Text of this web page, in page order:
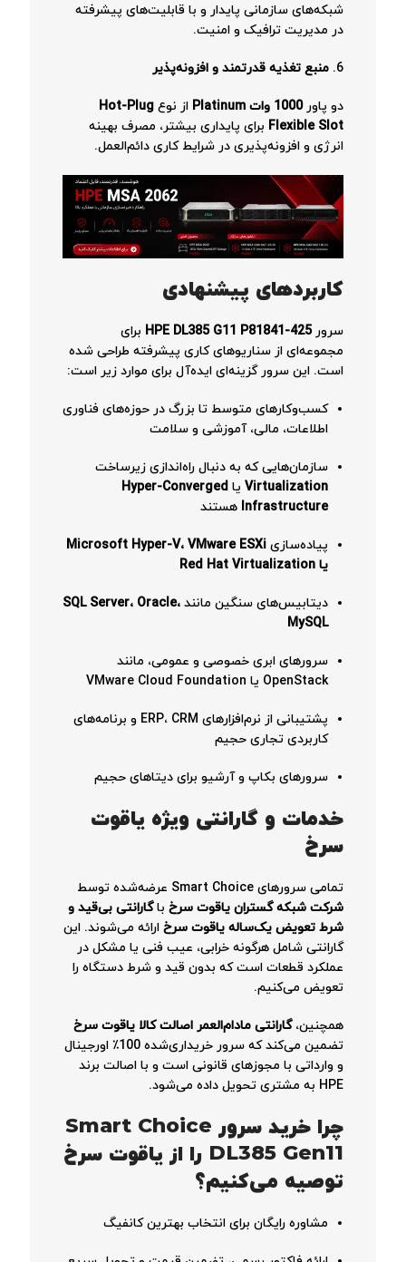
شبکه‌های سازمانی پایدار و با قابلیت‌های پیشرفته
در مدیریت ترافیک و امنیت.
6. منبع تغذیه قدرتمند و افزونه‌پذیر
دو پاور1000 وات Platinum از نوع Hot-Plug
Flexible Slot برای پایداری بیشتر، مصرف بهینه
انرژی و افزونه‌پذیری در شرایط کاری دائم‌العمل.
کاربردهای پیشنهادی
سرورHPE DL385 G11 P81841-425 برای
مجموعه‌ای از سناریوهای کاری پیشرفته طراحی شده
است. این سرور گزینه‌ای ایده‌آل برای موارد زیر است:
کسب‌وکارهای متوسط تا بزرگ در حوزه‌های فناوری
اطلاعات، مالی، آموزشی و سلامت
سازمان‌هایی که به دنبال راه‌اندازی زیرساخت
Virtualization یا Hyper-Converged
Infrastructure هستند
پیاده‌سازی Microsoft Hyper-V، VMware ESXi
یا Red Hat Virtualization
دیتابیس‌های سنگین مانند SQL Server، Oracle،
MySQL
سرورهای ابری خصوصی و عمومی، مانند
OpenStack یا VMware Cloud Foundation
پشتیبانی از نرم‌افزارهای ERP، CRM و برنامه‌های
کاربردی تجاری حجیم
سرورهای بکاپ و آرشیو برای دیتاهای حجیم
خدمات و گارانتی ویژه یاقوت
سرخ
تمامی سرورهای Smart Choice عرضه‌شده توسط
شرکت شبکه گستران یاقوت سرخ باگارانتی بی‌قید و
شرط تعویض یک‌ساله یاقوت سرخ ارائه می‌شوند. این
گارانتی شامل هرگونه خرابی، عیب فنی یا مشکل در
عملکرد قطعات است که بدون قید و شرط دستگاه را
تعویض می‌کنیم.
همچنین،گارانتی مادام‌العمر اصالت کالا یاقوت سرخ
تضمین می‌کند که سرور خریداری‌شده 100٪ اورجینال
و وارداتی با مجوزهای قانونی است و با اصالت برند
HPE به مشتری تحویل داده می‌شود.
چرا خرید سرور Smart Choice
DL385 Gen11 را از یاقوت سرخ
توصیه می‌کنیم؟
مشاوره رایگان برای انتخاب بهترین کانفیگ